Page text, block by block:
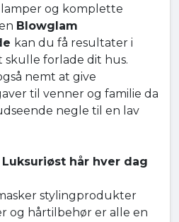
og komplette
Blowglam
kan du få resultater i
forlade dit hus.
nemt at give
til venner og familie da
negle til en lav
hår hver dag
stylingprodukter
og hårtilbehør er alle en